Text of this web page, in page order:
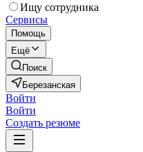
Ищу сотрудника
Сервисы
Помощь
Ещё
Поиск
Березанская
Войти
Войти
Создать резюме